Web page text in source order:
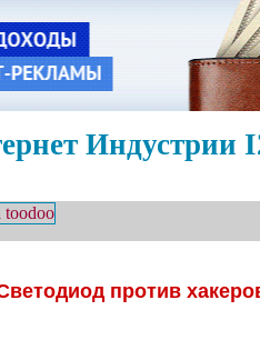
Индустрии
против